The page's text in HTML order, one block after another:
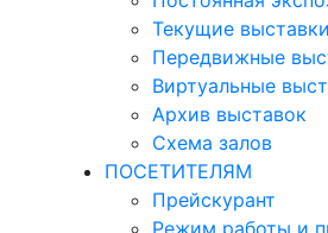
Текущие выставки
Передвижные
Виртуальные
Архив выставок
Схема залов
ПОСЕТИТЕЛЯМ
Прейскурант
Режим работы и